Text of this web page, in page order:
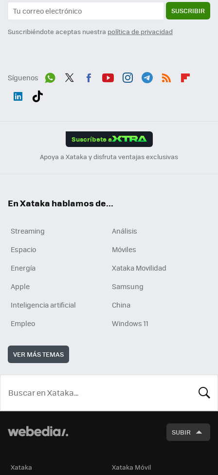
SUSCRIBIR
Suscribiéndote aceptas nuestra política de privacidad
Síguenos
Suscríbete a
Apoya a Xataka y disfruta ventajas exclusivas
En Xataka hablamos de...
Streaming
Análisis
Espacio
Móviles
Energía
Xataka Movilidad
Apple
Samsung
Inteligencia artificial
China
Empleo
Windows 11
VER MÁS TEMAS
SUBIR
Xataka Xataka Móvil